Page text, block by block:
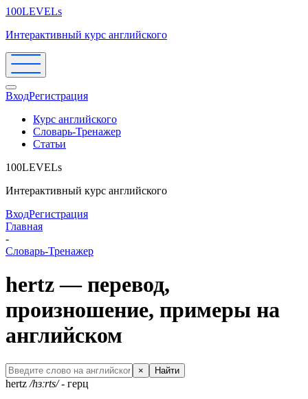
100LEVELs
Интерактивный курс английского
ВходРегистрация
Курс английского
Словарь-Тренажер
Статьи
100LEVELs
Интерактивный курс английского
ВходРегистрация
Главная
-
Словарь-Тренажер
hertz — перевод,
произношение, примеры на
английском
× Найти
hertz /hɜːrts/- герц